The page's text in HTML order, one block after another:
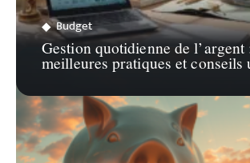
Budget
Gestion quotidienne de l’argent
meilleures pratiques et conseils